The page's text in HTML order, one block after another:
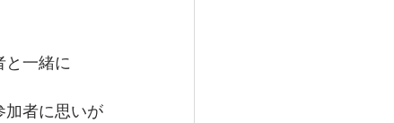
と一緒に
加者に思いが